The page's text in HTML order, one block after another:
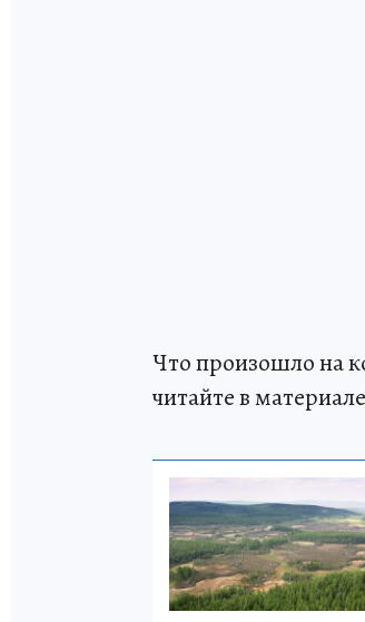
Что произошло на
читайте в материале